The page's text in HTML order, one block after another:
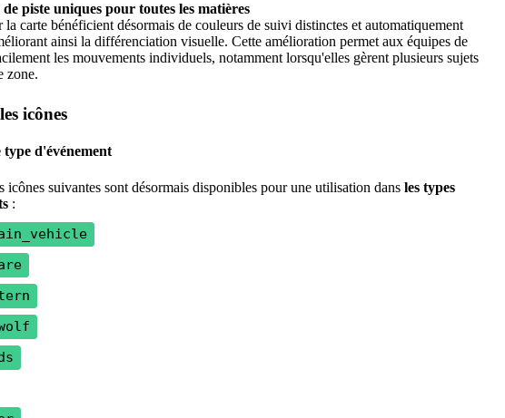
de piste uniques pour toutes les matières
la carte bénéficient désormais de couleurs de suivi distinctes et automatiquement
éliorant ainsi la différenciation visuelle. Cette amélioration permet aux équipes de
les mouvements individuels, notamment lorsqu'elles gèrent plusieurs sujets
zone.
icônes
type d'événement
icônes suivantes sont désormais disponibles pour une utilisation dans les types
: